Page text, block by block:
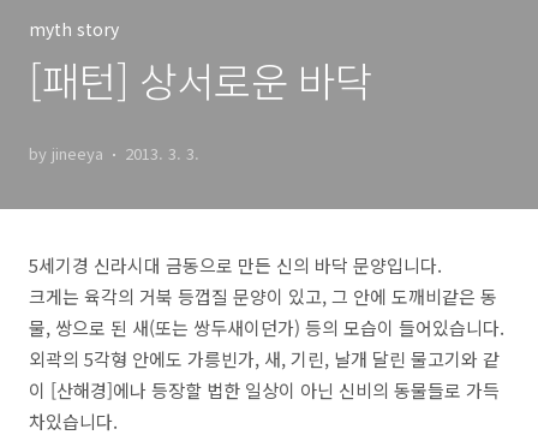
myth story
[패턴] 상서로운 바닥
by jineeya 2013. 3. 3.
5세기경 신라시대 금동으로 만든 신의 바닥 문양입니다.
크게는 육각의 거북 등껍질 문양이 있고, 그 안에 도깨비같은 동
물, 쌍으로 된 새(또는 쌍두새이던가) 등의 모습이 들어있습니다.
외곽의 5각형 안에도 가릉빈가, 새, 기린, 날개 달린 물고기와 같
이 [산해경]에나 등장할 법한 일상이 아닌 신비의 동물들로 가득
차있습니다.